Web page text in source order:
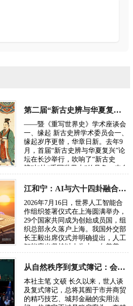
第二届“新古史辨与华夏复兴”学术研讨会定于10月长沙举行
——暨《重写世界史》学术座谈会
一、缘起 新古史辨学术委员会一、
缘起岁序更替，华章日新。去年9
月，首届“新古史辨与华夏复兴”论
坛在长沙举行，吹响了“新古史
辨”加快“重写世界史”的号角。来自
在反思百年“…
江和宁：AI与六十四卦融合将成为读懂宇宙的通用语言
2026年7月16日，世界人工智能合
作组织签署仪式在上海圆满举办，
29个国家共同成为创始成员国，组
织总部永久落户上海。我国外交部
长王毅出席仪式并明确提出，人工
智能应当坚持以人为本、向善普
共享机制，…
从自然秩序到复式簿记：会计制度的诞生逻辑
本社主笔 文硕 长久以来，世人谈
及复式簿记，总将其囿于市井商贸
的精巧技艺、城邦金融的实用法